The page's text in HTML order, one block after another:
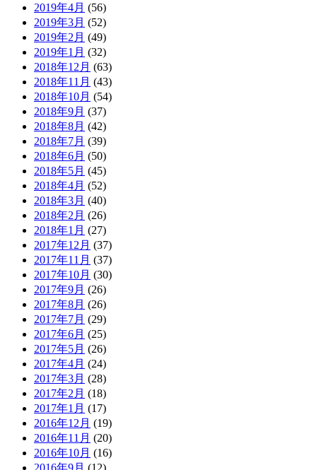
2019年4月 (56)
2019年3月 (52)
2019年2月 (49)
2019年1月 (32)
2018年12月 (63)
2018年11月 (43)
2018年10月 (54)
2018年9月 (37)
2018年8月 (42)
2018年7月 (39)
2018年6月 (50)
2018年5月 (45)
2018年4月 (52)
2018年3月 (40)
2018年2月 (26)
2018年1月 (27)
2017年12月 (37)
2017年11月 (37)
2017年10月 (30)
2017年9月 (26)
2017年8月 (26)
2017年7月 (29)
2017年6月 (25)
2017年5月 (26)
2017年4月 (24)
2017年3月 (28)
2017年2月 (18)
2017年1月 (17)
2016年12月 (19)
2016年11月 (20)
2016年10月 (16)